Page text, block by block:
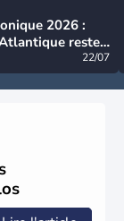
2026 :
reste
22/07